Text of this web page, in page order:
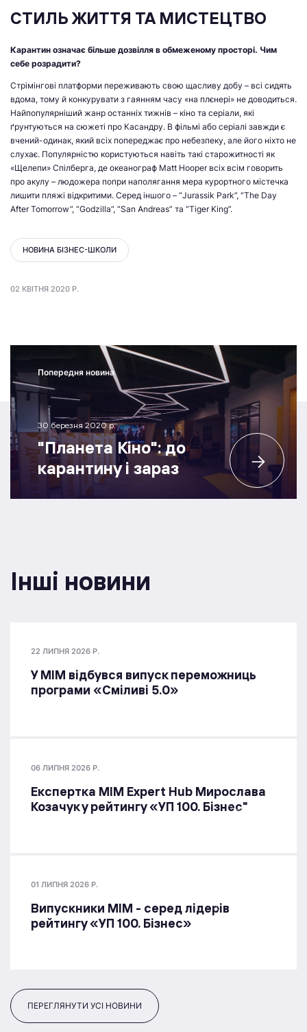
СТИЛЬ ЖИТТЯ ТА МИСТЕЦТВО
Карантин означає більше дозвілля в обмеженому просторі. Чим
себе розрадити?
Стрімінгові платформи переживають свою щасливу добу – всі сидять
вдома, тому й конкурувати з гаянням часу «на плєнері» не доводиться.
Найпопулярніший жанр останніх тижнів – кіно та серіали, які
ґрунтуються на сюжеті про Касандру. В фільмі або серіалі завжди є
вчений-одинак, який всіх попереджає про небезпеку, але його ніхто не
слухає. Популярністю користуються навіть такі старожитності як
«Щелепи» Спілберга, де океанограф Matt Hooper всіх всім говорить
про акулу – людожера попри наполягання мера курортного містечка
лишити пляжі відкритими. Серед іншого – “Jurassik Park”, “The Day
After Tomorrow”, “Godzilla”, “San Andreas” та “Tiger King”.
НОВИНА БІЗНЕС-ШКОЛИ
02 КВІТНЯ 2020 Р.
Попередня новина
30 березня 2020 р.
"Планета Кіно": до
карантину і зараз
Інші новини
22 ЛИПНЯ 2026 Р.
У МІМ відбувся випуск переможниць
програми «Сміливі 5.0»
06 ЛИПНЯ 2026 Р.
Експертка MIM Expert Hub Мирослава
Козачук у рейтингу «УП 100. Бізнес"
01 ЛИПНЯ 2026 Р.
Випускники МІМ - серед лідерів
рейтингу «УП 100. Бізнес»
ПЕРЕГЛЯНУТИ УСІ НОВИНИ